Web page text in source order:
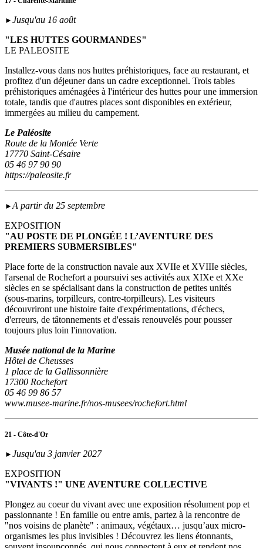
► Jusqu'au 16 août
"LES HUTTES GOURMANDES"
LE PALEOSITE
Installez-vous dans nos huttes préhistoriques, face au restaurant, et
profitez d'un déjeuner dans un cadre exceptionnel. Trois tables
préhistoriques aménagées à l'intérieur des huttes pour une immersion
totale, tandis que d'autres places sont disponibles en extérieur,
immergées au milieu du campement.
Le Paléosite
Route de la Montée Verte
17770 Saint-Césaire
05 46 97 90 90
https://paleosite.fr
►A partir du 25 septembre
EXPOSITION
"AU POSTE DE PLONGÉE ! L’AVENTURE DES
PREMIERS SUBMERSIBLES"
Place forte de la construction navale aux XVIIe et XVIIIe siècles,
l'arsenal de Rochefort a poursuivi ses activités aux XIXe et XXe
siècles en se spécialisant dans la construction de petites unités
(sous‑marins, torpilleurs, contre-torpilleurs). Les visiteurs
découvriront une histoire faite d'expérimentations, d'échecs,
d'erreurs, de tâtonnements et d'essais renouvelés pour pousser
toujours plus loin l'innovation.
Musée national de la Marine
Hôtel de Cheusses
1 place de la Gallissonnière
17300 Rochefort
05 46 99 86 57
www.musee-marine.fr/nos-musees/rochefort.html
21 - Côte-d'Or
► Jusqu'au 3 janvier 2027
EXPOSITION
"VIVANTS !" UNE AVENTURE COLLECTIVE
Plongez au coeur du vivant avec une exposition résolument pop et
passionnante ! En famille ou entre amis, partez à la rencontre de
"nos voisins de planète" : animaux, végétaux… jusqu’aux micro-
organismes les plus invisibles ! Découvrez les liens étonnants,